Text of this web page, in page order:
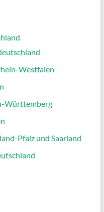
Westfalen
Württemberg
Pfalz und Saarland